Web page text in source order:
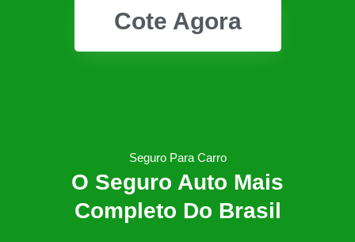
Cote Agora
Seguro Para Carro
O Seguro Auto Mais
Completo Do Brasil